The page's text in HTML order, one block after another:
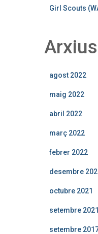
Girl Scouts
Arxius
agost 2022
maig 2022
abril 2022
març 2022
febrer 2022
desembre
octubre 2021
setembre 2021
setembre